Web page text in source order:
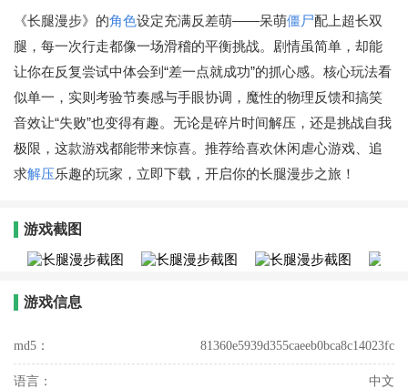
《长腿漫步》的角色设定充满反差萌——呆萌僵尸配上超长双
腿，每一次行走都像一场滑稽的平衡挑战。剧情虽简单，却能
让你在反复尝试中体会到“差一点就成功”的抓心感。核心玩法看
似单一，实则考验节奏感与手眼协调，魔性的物理反馈和搞笑
音效让“失败”也变得有趣。无论是碎片时间解压，还是挑战自我
极限，这款游戏都能带来惊喜。推荐给喜欢休闲虐心游戏、追
求解压乐趣的玩家，立即下载，开启你的长腿漫步之旅！
游戏截图
游戏信息
md5： 81360e5939d355caeeb0bca8c14023fc
语言： 中文